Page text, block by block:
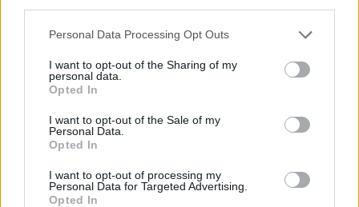
Personal Data Processing Opt Outs
I want to opt-out of the Sharing of my
personal data.
Opted In
I want to opt-out of the Sale of my
Personal Data.
Opted In
I want to opt-out of processing my
Personal Data for Targeted Advertising.
Opted In